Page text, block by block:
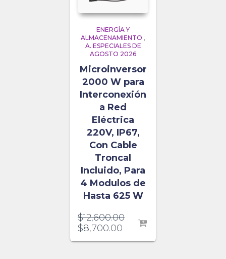
ENERGÍA Y
ALMACENAMIENTO ,
A. ESPECIALES DE
AGOSTO 2026
Microinversor
2000 W para
Interconexión
a Red
Eléctrica
220V, IP67,
Con Cable
Troncal
Incluido, Para
4 Modulos de
Hasta 625 W
$12,600.00
$8,700.00